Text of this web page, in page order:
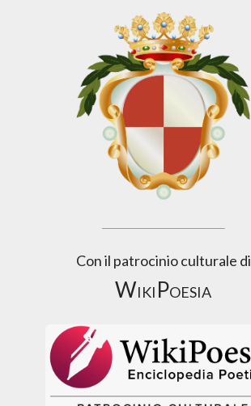
Con il patrocinio culturale di
WikiPoesia